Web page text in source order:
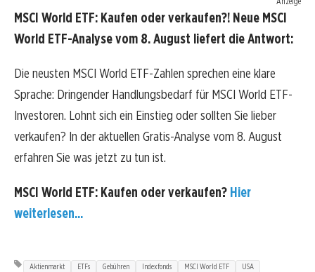
MSCI World ETF: Kaufen oder verkaufen?! Neue MSCI
World ETF-Analyse vom 8. August liefert die Antwort:
Die neusten MSCI World ETF-Zahlen sprechen eine klare
Sprache: Dringender Handlungsbedarf für MSCI World ETF-
Investoren. Lohnt sich ein Einstieg oder sollten Sie lieber
verkaufen? In der aktuellen Gratis-Analyse vom 8. August
erfahren Sie was jetzt zu tun ist.
MSCI World ETF: Kaufen oder verkaufen? Hier
weiterlesen...
Aktienmarkt ETFs Gebühren Indexfonds MSCI World ETF USA